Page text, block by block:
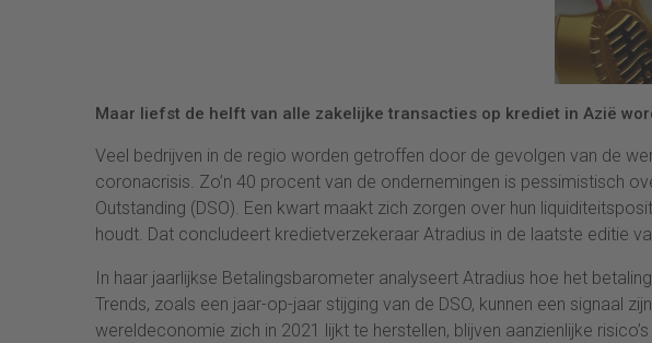
Maar liefst de helft van alle zakelijke transacties op krediet in Azië
Veel bedrijven in de regio worden getroffen door de gevolgen van de
coronacrisis. Zo’n 40 procent van de ondernemingen is pessimistisch
Outstanding (DSO). Een kwart maakt zich zorgen over hun
houdt. Dat concludeert kredietverzekeraar Atradius in de laatste editie
In haar jaarlijkse Betalingsbarometer analyseert Atradius hoe het
Trends, zoals een jaar-op-jaar stijging van de DSO, kunnen een signaal
wereldeconomie zich in 2021 lijkt te herstellen, blijven aanzienlijke